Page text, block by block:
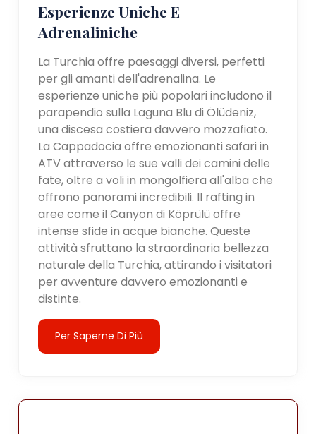
Esperienze Uniche E
Adrenaliniche
La Turchia offre paesaggi diversi, perfetti
per gli amanti dell'adrenalina. Le
esperienze uniche più popolari includono il
parapendio sulla Laguna Blu di Ölüdeniz,
una discesa costiera davvero mozzafiato.
La Cappadocia offre emozionanti safari in
ATV attraverso le sue valli dei camini delle
fate, oltre a voli in mongolfiera all'alba che
offrono panorami incredibili. Il rafting in
aree come il Canyon di Köprülü offre
intense sfide in acque bianche. Queste
attività sfruttano la straordinaria bellezza
naturale della Turchia, attirando i visitatori
per avventure davvero emozionanti e
distinte.
Per Saperne Di Più